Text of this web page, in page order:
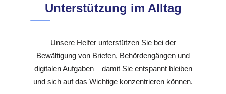
Unterstützung im Alltag
Unsere Helfer unterstützen Sie bei der
Bewältigung von Briefen, Behördengängen und
digitalen Aufgaben – damit Sie entspannt bleiben
und sich auf das Wichtige konzentrieren können.